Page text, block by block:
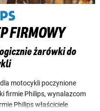
FIRMOWY
żarówki do
motocykli poczynione
firmie Philips, wynalazcom
Philips właściciele